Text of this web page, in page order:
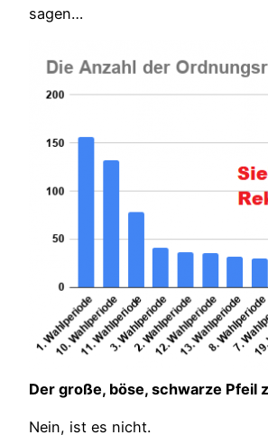
sagen…
Der große, böse, schwarze Pfeil
Nein, ist es nicht.